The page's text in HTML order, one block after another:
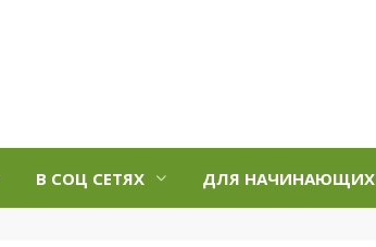
В СОЦ СЕТЯХ ДЛЯ НАЧИНАЮЩИХ